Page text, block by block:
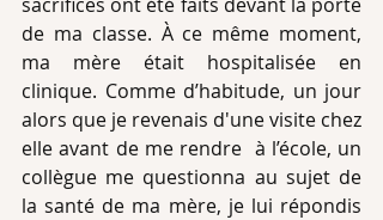
de ma classe. À ce même moment,
ma mère était hospitalisée en
clinique. Comme d’habitude, un jour
alors que je revenais d'une visite chez
elle avant de me rendre  à l’école, un
collègue me questionna au sujet de
la santé de ma mère, je lui répondis